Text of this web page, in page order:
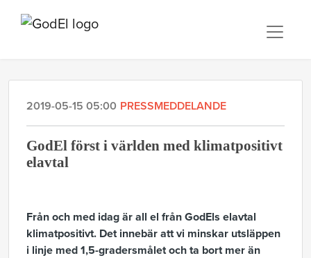
2019-05-15 05:00 PRESSMEDDELANDE
GodEl först i världen med klimatpositivt
elavtal
Från och med idag är all el från GodEls elavtal
klimatpositivt. Det innebär att vi minskar utsläppen
i linje med 1,5-gradersmålet och ta bort mer än